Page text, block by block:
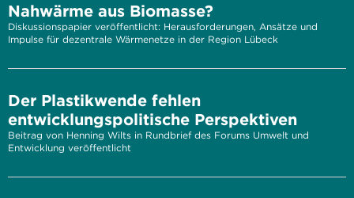
Nahwärme aus Biomasse?
Diskussionspapier veröffentlicht: Herausforderungen, Ansätze und
Impulse für dezentrale Wärmenetze in der Region Lübeck
Der Plastikwende fehlen
entwicklungspolitische Perspektiven
Beitrag von Henning Wilts in Rundbrief des Forums Umwelt und
Entwicklung veröffentlicht